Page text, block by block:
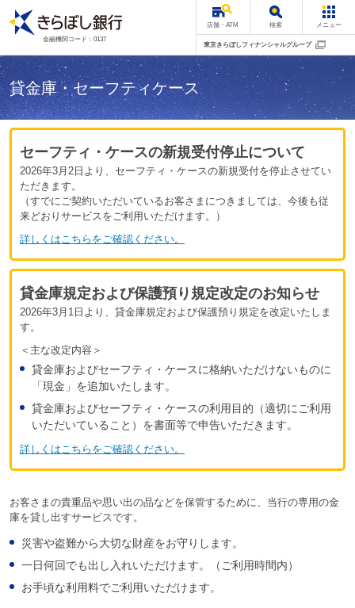
金融機関コード：0137
店舗・ATM 検索 メニュー
東京きらぼしフィナンシャルグループ
貸金庫・セーフティケース
セーフティ・ケースの新規受付停止について
2026年3月2日より、セーフティ・ケースの新規受付を停止させてい
ただきます。
（すでにご契約いただいているお客さまにつきましては、今後も従
来どおりサービスをご利用いただけます。）
詳しくはこちらをご確認ください。
貸金庫規定および保護預り規定改定のお知らせ
2026年3月1日より、貸金庫規定および保護預り規定を改定いたしま
す。
＜主な改定内容＞
貸金庫およびセーフティ・ケースに格納いただけないものに
「現金」を追加いたします。
貸金庫およびセーフティ・ケースの利用目的（適切にご利用
いただいていること）を書面等で申告いただきます。
詳しくはこちらをご確認ください。
お客さまの貴重品や思い出の品などを保管するために、当行の専用の金
庫を貸し出すサービスです。
災害や盗難から大切な財産をお守りします。
一日何回でも出し入れいただけます。（ご利用時間内）
お手頃な利用料でご利用いただけます。